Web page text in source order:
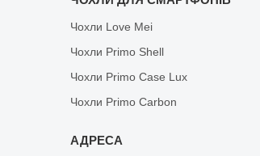
Чохли Love Mei
Чохли Primo Shell
Чохли Primo Case Lux
Чохли Primo Carbon